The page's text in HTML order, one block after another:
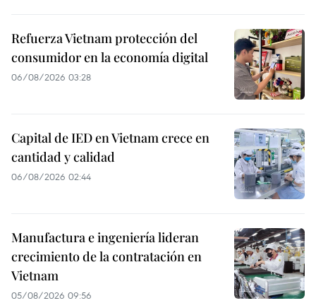
Refuerza Vietnam protección del
consumidor en la economía digital
06/08/2026 03:28
Capital de IED en Vietnam crece en
cantidad y calidad
06/08/2026 02:44
Manufactura e ingeniería lideran
crecimiento de la contratación en
Vietnam
05/08/2026 09:56